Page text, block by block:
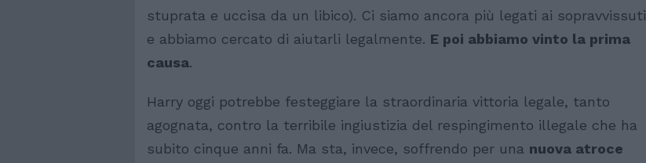
stuprata e uccisa da un libico). Ci siamo ancora più legati ai sopravvissuti
e abbiamo cercato di aiutarli legalmente. E poi abbiamo vinto la prima
causa.
Harry oggi potrebbe festeggiare la straordinaria vittoria legale, tanto
agognata, contro la terribile ingiustizia del respingimento illegale che ha
subito cinque anni fa. Ma sta, invece, soffrendo per una nuova atroce